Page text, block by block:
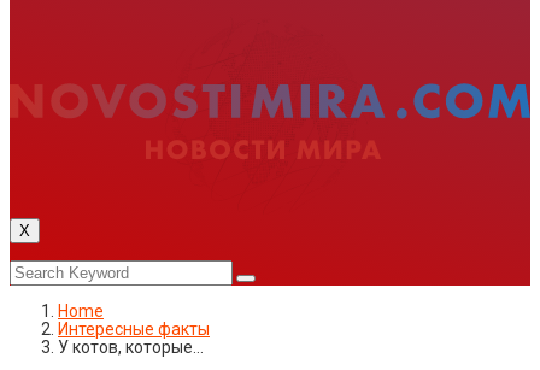
X
Home
Интересные факты
У котов, которые…